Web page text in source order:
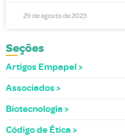
29 de agosto de 2023
Seções
Artigos Empapel
Associados
Biotecnologia
Código de Ética